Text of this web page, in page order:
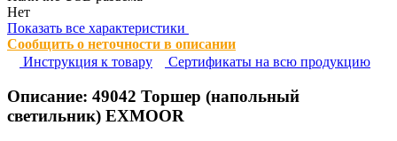
Нет
Показать все характеристики
Сообщить о неточности в описании
Инструкция к товару
Сертификаты на всю продукцию
Описание: 49042 Торшер (напольный
светильник) EXMOOR